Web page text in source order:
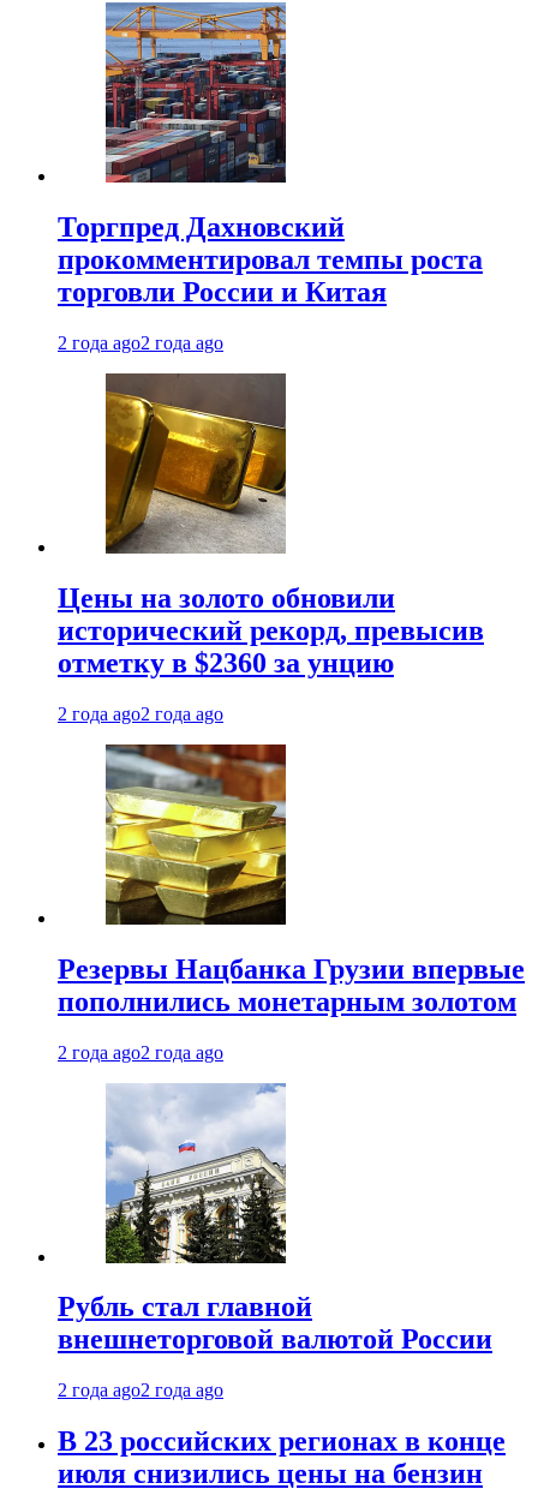
Торгпред Дахновский
прокомментировал темпы роста
торговли России и Китая
2 года ago2 года ago
Цены на золото обновили
исторический рекорд, превысив
отметку в $2360 за унцию
2 года ago2 года ago
Резервы Нацбанка Грузии впервые
пополнились монетарным золотом
2 года ago2 года ago
Рубль стал главной
внешнеторговой валютой России
2 года ago2 года ago
В 23 российских регионах в конце
июля снизились цены на бензин